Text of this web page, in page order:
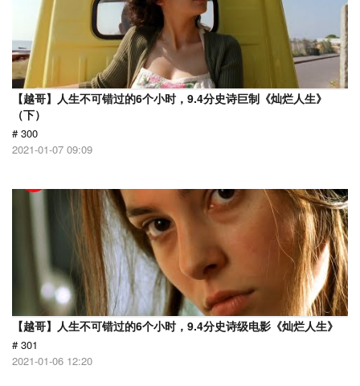
【越哥】人生不可错过的6个小时，9.4分史诗巨制《灿烂人生》
（下）
# 300
2021-01-07 09:09
【越哥】人生不可错过的6个小时，9.4分史诗级电影《灿烂人生》
# 301
2021-01-06 12:20